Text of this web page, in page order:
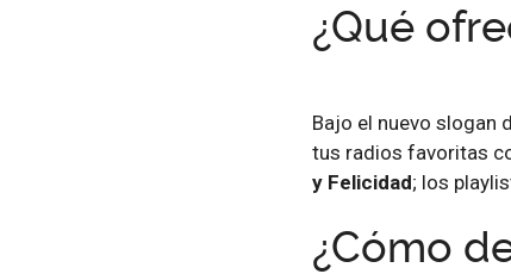
¿Qué
Bajo el nuevo slogan
tus radios favoritas
y Felicidad; los
¿Cómo